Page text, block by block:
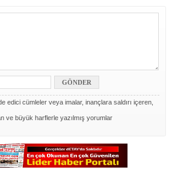
edici cümleler veya imalar, inançlara saldırı içeren,
ve büyük harflerle yazılmış yorumlar